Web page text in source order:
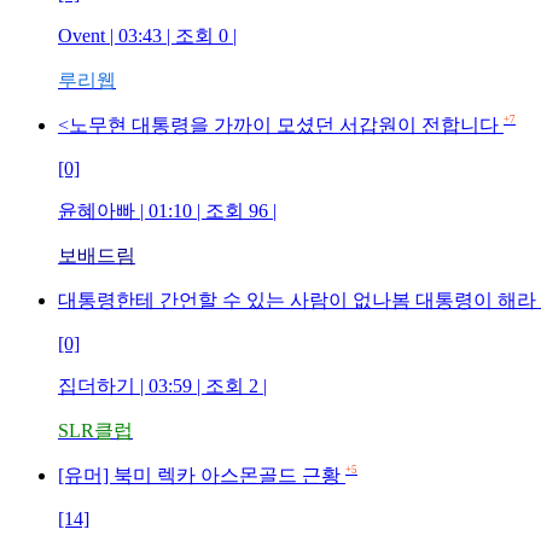
Ovent | 03:43 | 조회 0 |
루리웹
<노무현 대통령을 가까이 모셨던 서갑원이 전합니다 +7
[0]
윤혜아빠 | 01:10 | 조회 96 |
보배드림
대통령한테 간언할 수 있는 사람이 없나봄 대통령이 해
[0]
집더하기 | 03:59 | 조회 2 |
SLR클럽
[유머] 북미 렉카 아스몬골드 근황 +5
[14]